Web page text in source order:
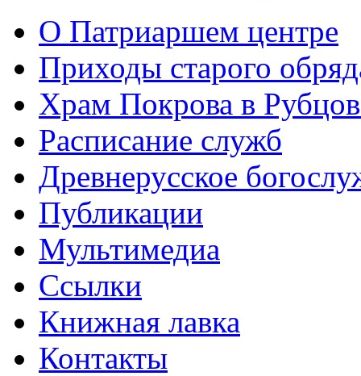
О Патриаршем центре
Приходы старого
Храм Покрова в
Расписание служб
Древнерусское
Публикации
Мультимедиа
Ссылки
Книжная лавка
Контакты